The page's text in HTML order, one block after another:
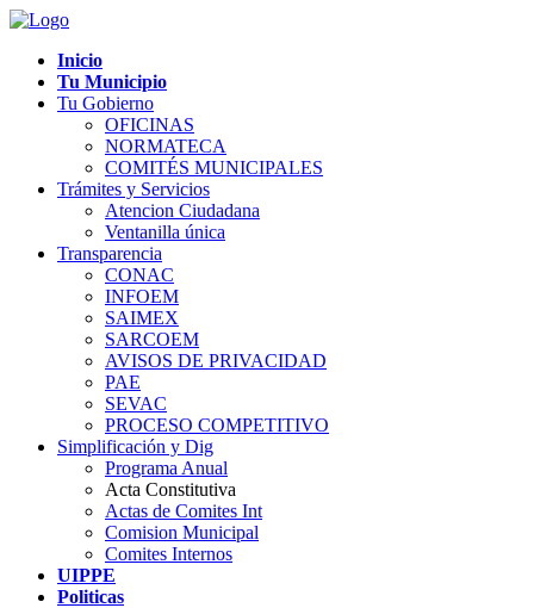
Inicio
Tu Municipio
Tu Gobierno
OFICINAS
NORMATECA
COMITÉS MUNICIPALES
Trámites y Servicios
Atencion Ciudadana
Ventanilla única
Transparencia
CONAC
INFOEM
SAIMEX
SARCOEM
AVISOS DE PRIVACIDAD
PAE
SEVAC
PROCESO COMPETITIVO
Simplificación y Dig
Programa Anual
Acta Constitutiva
Actas de Comites Int
Comision Municipal
Comites Internos
UIPPE
Politicas